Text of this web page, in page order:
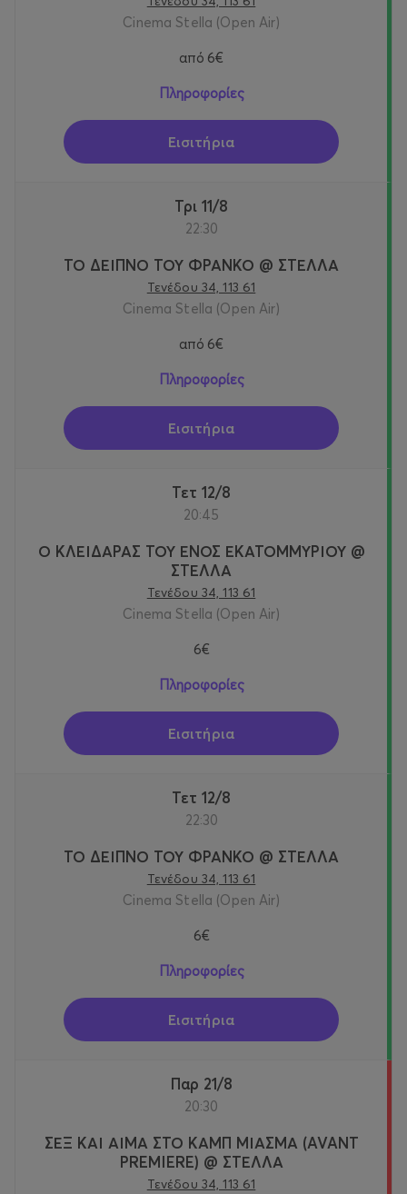
Cinema Stella (Open Air)
από 6€
Πληροφορίες
Εισιτήρια
Τρι 11/8
22:30
ΤΟ ΔΕΙΠΝΟ ΤΟΥ ΦΡΑΝΚΟ @ ΣΤΕΛΛΑ
Τενέδου 34, 113 61
Cinema Stella (Open Air)
από 6€
Πληροφορίες
Εισιτήρια
Τετ 12/8
20:45
Ο ΚΛΕΙΔΑΡΑΣ ΤΟΥ ΕΝΟΣ ΕΚΑΤΟΜΜΥΡΙΟΥ @
ΣΤΕΛΛΑ
Τενέδου 34, 113 61
Cinema Stella (Open Air)
6€
Πληροφορίες
Εισιτήρια
Τετ 12/8
22:30
ΤΟ ΔΕΙΠΝΟ ΤΟΥ ΦΡΑΝΚΟ @ ΣΤΕΛΛΑ
Τενέδου 34, 113 61
Cinema Stella (Open Air)
6€
Πληροφορίες
Εισιτήρια
Παρ 21/8
20:30
ΣΕΞ ΚΑΙ ΑΙΜΑ ΣΤΟ ΚΑΜΠ ΜΙΑΣΜΑ (AVANT
PREMIERE) @ ΣΤΕΛΛΑ
Τενέδου 34, 113 61